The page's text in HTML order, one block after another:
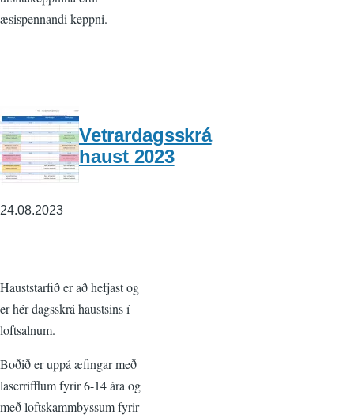
æsispennandi keppni.
Vetrardagsskrá
haust 2023
24.08.2023
Hauststarfið er að hefjast og
er hér dagsskrá haustsins í
loftsalnum.
Boðið er uppá æfingar með
laserrifflum fyrir 6-14 ára og
með loftskammbyssum fyrir